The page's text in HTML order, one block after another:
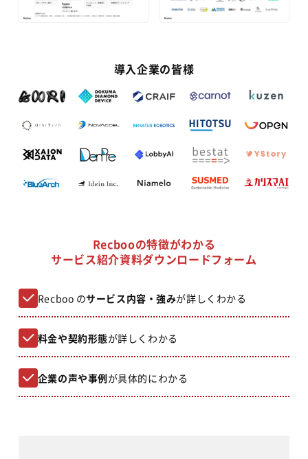
導入企業の皆様
Recbooの特徴がわかる
サービス紹介資料ダウンロードフォーム
Recboo のサービス内容・強みが詳しくわかる
料金や契約形態が詳しくわかる
企業の声や事例が具体的にわかる